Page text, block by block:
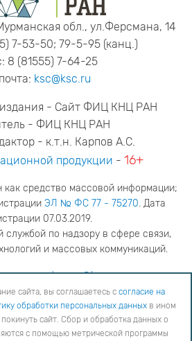
обл., ул.Ферсмана, 14
7-53-50; 79-5-95 (канц.)
8 (81555) 7-64-25
ksc@ksc.ru
- Сайт ФИЦ КНЦ РАН
- ФИЦ КНЦ РАН
- к.т.н. Карпов А.С.
продукции - 16+
как средство массовой информации;
ЭЛ № ФС 77 - 75270. Дата
07.03.2019.
службой по надзору в сфере связи,
и массовых коммуникаций.
ya.stogova@ksc.ru
редакции81555-79-516
соглашаетесь с согласие на обработку данных
случае вам необходимо покинуть сайт. Сбор и обработка
с помощью метрической программы "Яндекс Метрика".
сайта, вы соглашаетесь с согласие на
обработки персональных данных в ином
сайт. Сбор и обработка данных о
с помощью метрической программы